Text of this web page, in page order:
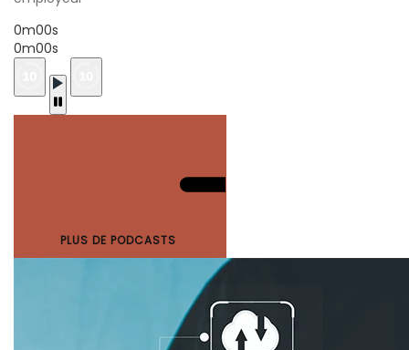
0m00s
0m00s
PLUS DE PODCASTS